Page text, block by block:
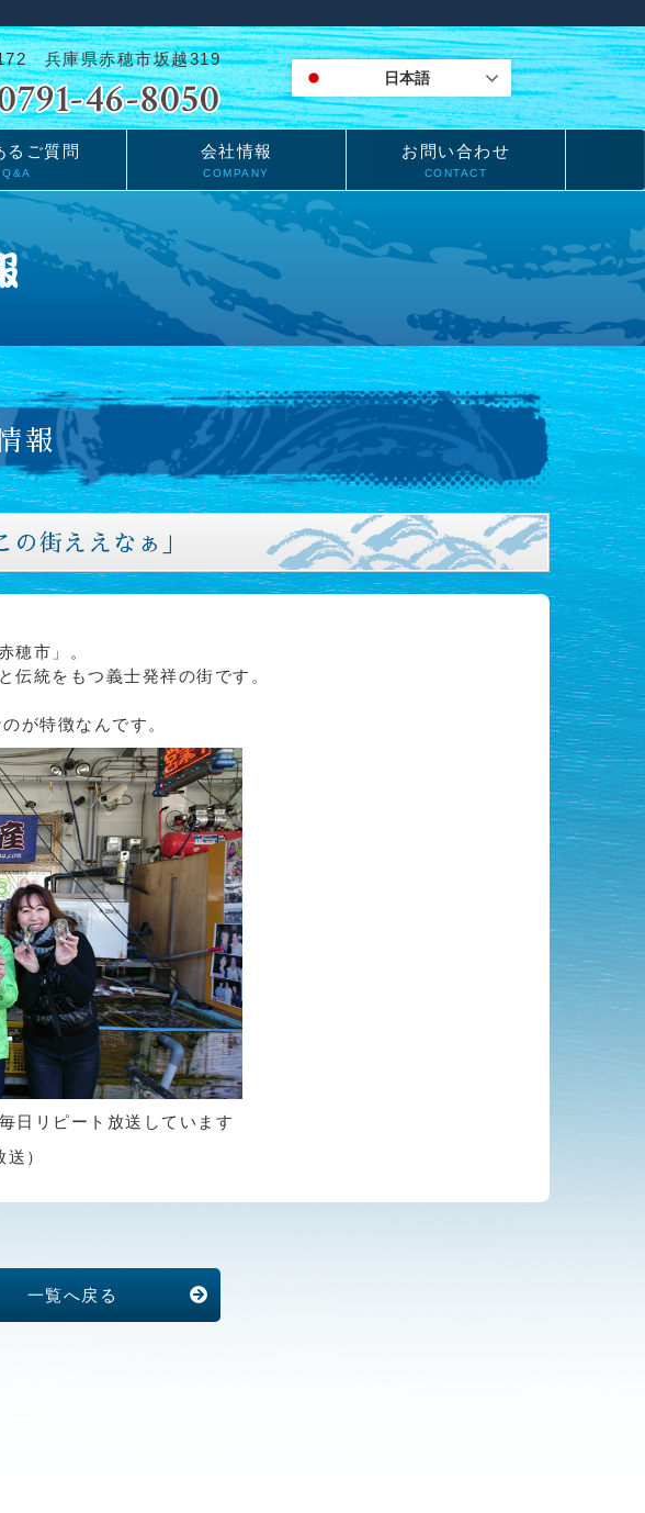
兵庫県赤穂市坂越319
日本語
るご質問
Q&A
会社情報
COMPANY
お問い合わせ
CONTACT
報
街ええなぁ」
穂市」。
伝統をもつ義士発祥の街です。
が特徴なんです。
日リピート放送しています
）
一覧へ戻る